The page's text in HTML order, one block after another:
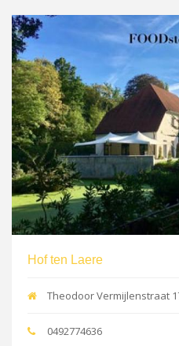
Hof ten Laere
Theodoor Vermijlenstraat
0492774636